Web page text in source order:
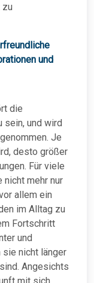
zu
und
die
sein, und wird
Je
desto größer
Für viele
nicht mehr nur
allem ein
im Alltag zu
Fortschritt
und
nicht länger
Angesichts